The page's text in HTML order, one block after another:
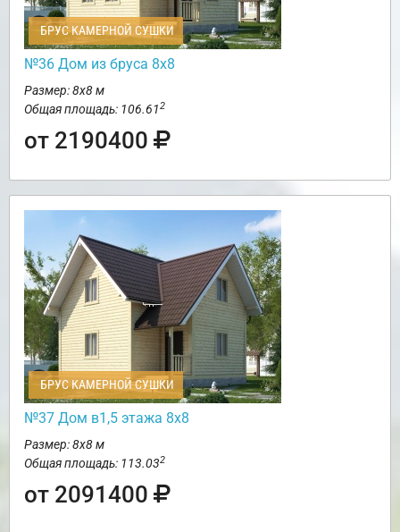
БРУС КАМЕРНОЙ СУШКИ
№36 Дом из бруса 8х8
Размер: 8х8 м
Общая площадь: 106.612
от 2190400
БРУС КАМЕРНОЙ СУШКИ
№37 Дом в1,5 этажа 8х8
Размер: 8х8 м
Общая площадь: 113.032
от 2091400